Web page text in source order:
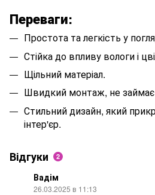
Переваги:
Простота та легкість у
Стійка до впливу вологи і
Щільний матеріал.
Швидкий монтаж, не займає
Стильний дизайн, який
інтер'єр.
Відгуки 2
Вадім
26.03.2025 в 11:13